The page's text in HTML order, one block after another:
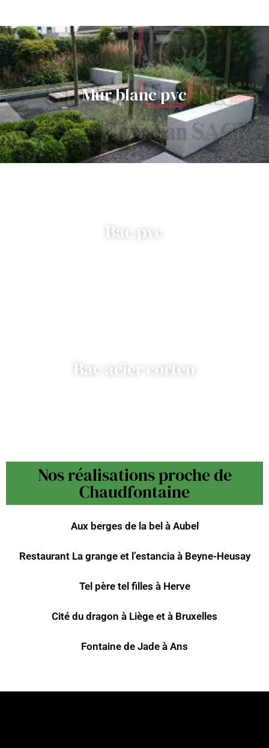
Mur blanc pvc
Bac pvc
Bac acier corten
Nos réalisations proche de
Chaudfontaine
Aux berges de la bel à Aubel
Restaurant La grange et l’estancia à Beyne-Heusay
Tel père tel filles à Herve
Cité du dragon à Liège et à Bruxelles
Fontaine de Jade à Ans